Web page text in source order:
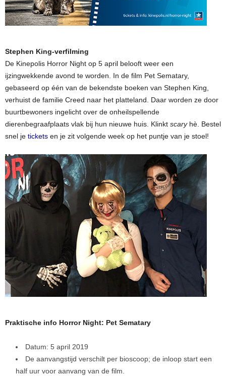
Stephen King-verfilming
De Kinepolis Horror Night op 5 april belooft weer een
ijzingwekkende avond te worden. In de film Pet Sematary,
gebaseerd op één van de bekendste boeken van Stephen King,
verhuist de familie Creed naar het platteland. Daar worden ze door
buurtbewoners ingelicht over de onheilspellende
dierenbegraafplaats vlak bij hun nieuwe huis. Klinkt scaryhè. Bestel
snel je tickets en je zit volgende week op het puntje van je stoel!
Praktische info Horror Night: Pet Sematary
Datum: 5 april 2019
De aanvangstijd verschilt per bioscoop; de inloop start een
half uur voor aanvang van de film.